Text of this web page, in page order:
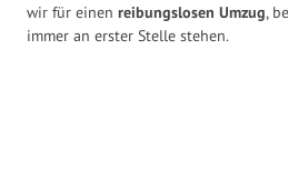
wir für einen reibungslosen Umzug,
immer an erster Stelle stehen.